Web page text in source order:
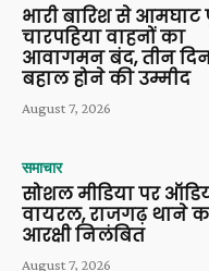
भारी बारिश से
चारपहिया वाहनों का
आवागमन बंद, तीन
बहाल होने की उम्मीद
August 7, 2026
समाचार
सोशल मीडिया पर
वायरल, राजगढ़ थाने
आरक्षी निलंबित
August 7, 2026